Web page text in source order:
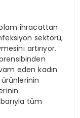
ihracattan
sektörü,
artırıyor.
eden kadın
tüm